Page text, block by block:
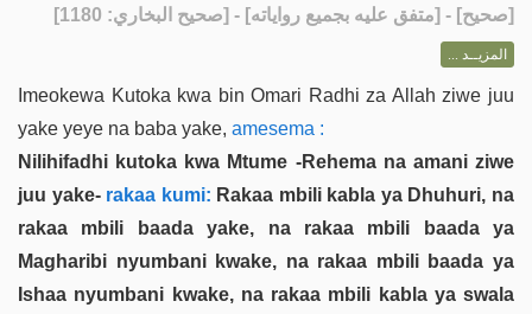
[صحيح] - [متفق عليه بجميع رواياته] - [صحيح البخاري: 1180]
المزيــد ...
Imeokewa Kutoka kwa bin Omari Radhi za Allah ziwe juu
yake yeye na baba yake, amesema :
Nilihifadhi kutoka kwa Mtume -Rehema na amani ziwe
juu yake-rakaa kumi: Rakaa mbili kabla ya Dhuhuri, na
rakaa mbili baada yake, na rakaa mbili baada ya
Magharibi nyumbani kwake, na rakaa mbili baada ya
Ishaa nyumbani kwake, na rakaa mbili kabla ya swala